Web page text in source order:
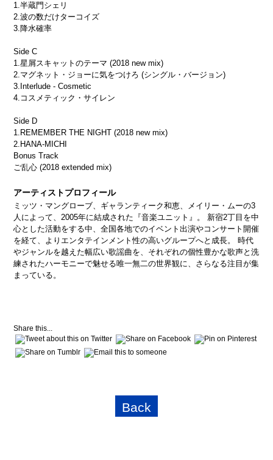
1.半蔵門シェリ
2.波の数だけターコイズ
3.降水確率
Side C
1.星屑スキャットのテーマ (2018 new mix)
2.マグネット・ジョーに気をつけろ (シングル・バージョン)
3.Interlude - Cosmetic
4.コスメティック・サイレン
Side D
1.REMEMBER THE NIGHT (2018 new mix)
2.HANA-MICHI
Bonus Track
ご乱心 (2018 extended mix)
アーティストプロフィール
ミッツ・マングローブ、ギャランティーク和恵、メイリー・ムーの3
人によって、2005年に結成された『音楽ユニット』。 新宿2丁目を中
心とした活動をする中、全国各地でのイベント出演やコンサート開催
を経て、よりエンタテインメント性の高いグループへと成長。 時代
やジャンルを越えた幅広い歌謡曲を、それぞれの個性豊かな歌声と洗
練されたハーモニーで魅せる唯一無二の世界観に、さらなる注目が集
まっている。
Share this...
Back